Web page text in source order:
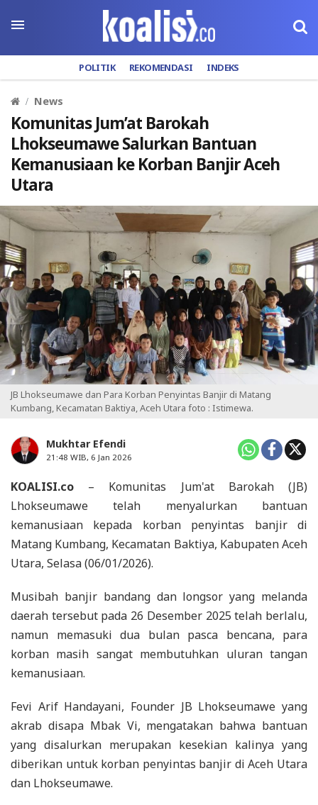
POLITIK REKOMENDASI INDEKS
News
Komunitas Jum’at Barokah
Lhokseumawe Salurkan Bantuan
Kemanusiaan ke Korban Banjir Aceh
Utara
JB Lhokseumawe dan Para Korban Penyintas Banjir di Matang
Kumbang, Kecamatan Baktiya, Aceh Utara foto : Istimewa.
Mukhtar Efendi
21:48 WIB, 6 Jan 2026
KOALISI.co – Komunitas Jum'at Barokah (JB)
Lhokseumawe telah menyalurkan bantuan
kemanusiaan kepada korban penyintas banjir di
Matang Kumbang, Kecamatan Baktiya, Kabupaten Aceh
Utara, Selasa (06/01/2026).
Musibah banjir bandang dan longsor yang melanda
daerah tersebut pada 26 Desember 2025 telah berlalu,
namun memasuki dua bulan pasca bencana, para
korban masih sangat membutuhkan uluran tangan
kemanusiaan.
Fevi Arif Handayani, Founder JB Lhokseumawe yang
akrab disapa Mbak Vi, mengatakan bahwa bantuan
yang disalurkan merupakan kesekian kalinya yang
diberikan untuk korban penyintas banjir di Aceh Utara
dan Lhokseumawe.